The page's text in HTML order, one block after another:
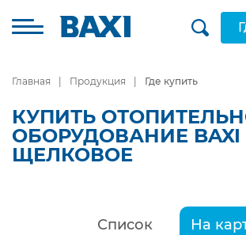
Главная Продукция Где купить
КУПИТЬ
ОБОРУДОВАНИЕ BAXI
ЩЕЛКОВОЕ
Список На